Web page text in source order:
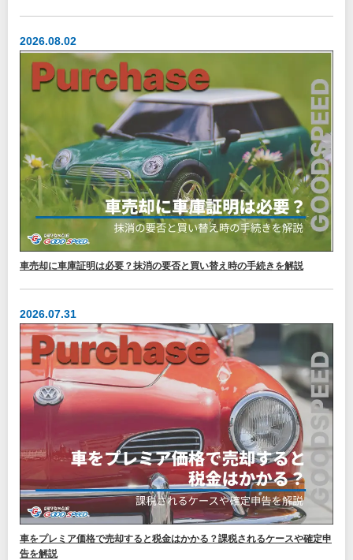
2026.08.02
車売却に車庫証明は必要？抹消の要否と買い替え時の手続きを解説
2026.07.31
車をプレミア価格で売却すると税金はかかる？課税されるケースや確定申
告を解説